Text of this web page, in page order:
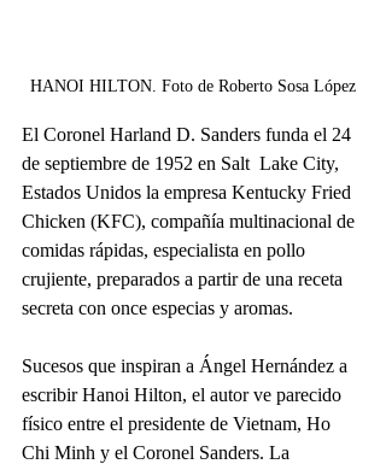
HANOI HILTON. Foto de Roberto Sosa López
El Coronel Harland D. Sanders funda el 24
de septiembre de 1952 en Salt  Lake City,
Estados Unidos la empresa Kentucky Fried
Chicken (KFC), compañía multinacional de
comidas rápidas, especialista en pollo
crujiente, preparados a partir de una receta
secreta con once especias y aromas.
Sucesos que inspiran a Ángel Hernández a
escribir Hanoi Hilton, el autor ve parecido
físico entre el presidente de Vietnam, Ho
Chi Minh y el Coronel Sanders. La